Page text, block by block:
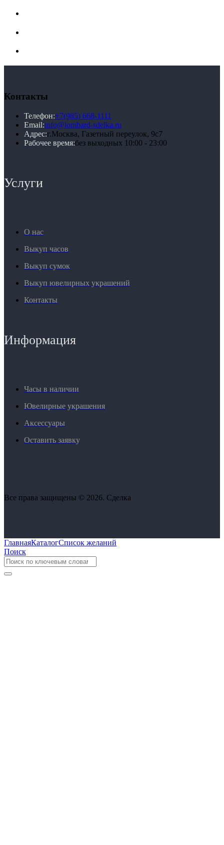
Контакты
Телефон:+7(985) 668-1111
Email:info@lombard-sdelka.ru
Адрес:г.Москва, Газетный переулок, 9с7
Рабочее время:без выходных 10:00 - 23:00
Услуги
О нас
Выкуп часов
Выкуп сумок
Выкуп ювелирных украшений
Контакты
Информация
Часы в наличии
Ювелирные украшения
Аксессуары
Оставить заявку
Все права защищены © 2026. Сделка
ГлавнаяКаталогСписок желаний
Поиск